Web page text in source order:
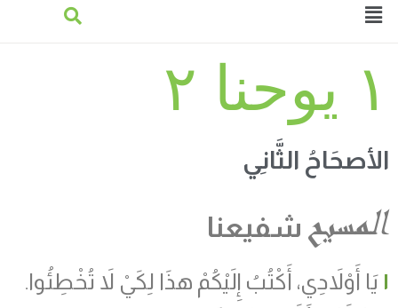
١ يوحنا ٢
الأصحَاحُ الثَّانِي
المسيح شفيعنا
١ يَا أَوْلاَدِي، أَكْتُبُ إِلَيْكُمْ هذَا لِكَيْ لاَ تُخْطِئُوا.